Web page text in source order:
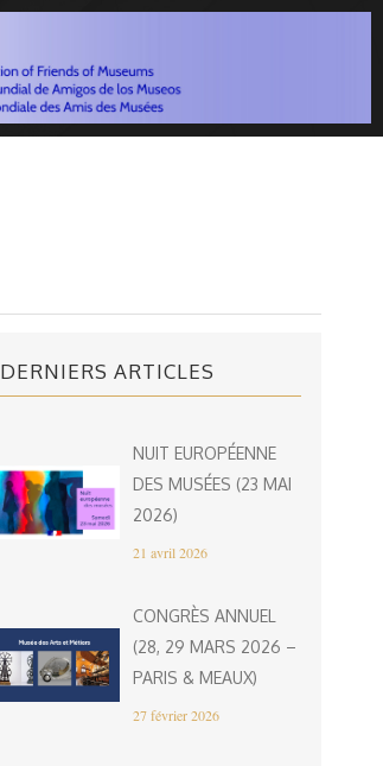
DERNIERS ARTICLES
NUIT EUROPÉENNE
DES MUSÉES (23 MAI
2026)
21 avril 2026
CONGRÈS ANNUEL
(28, 29 MARS 2026 –
PARIS & MEAUX)
27 février 2026